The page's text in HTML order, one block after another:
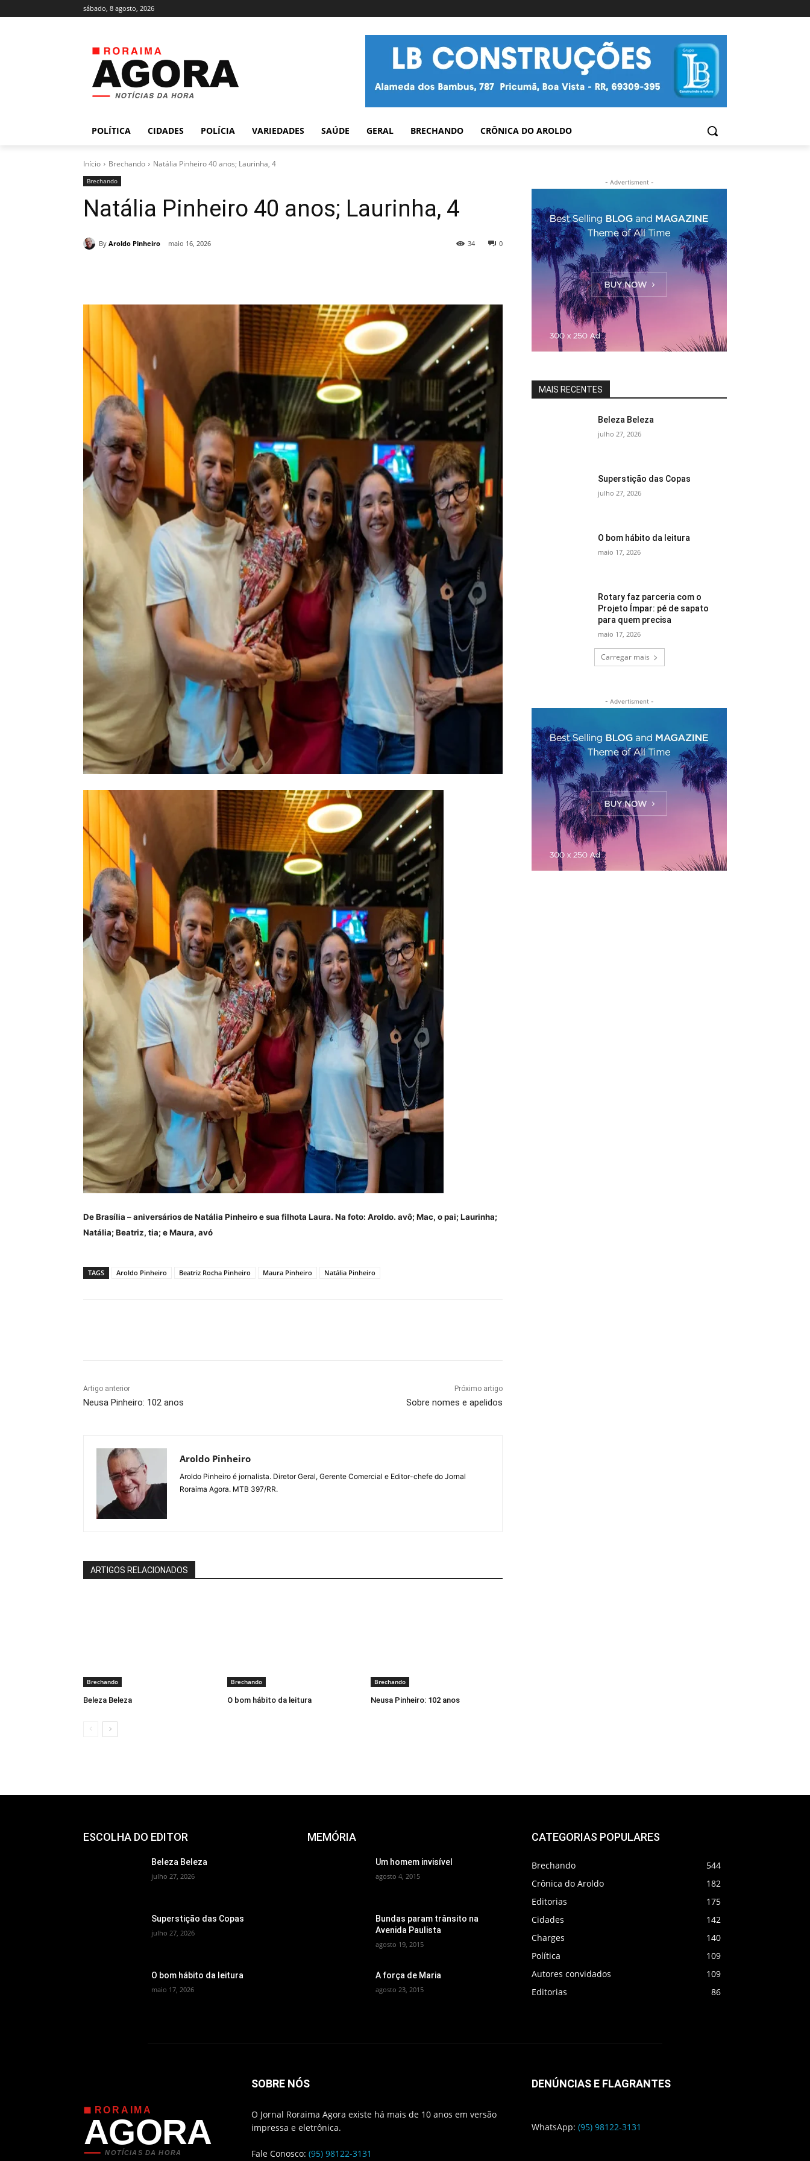
sábado, 8 agosto, 2026
POLÍTICA CIDADES POLÍCIA VARIEDADES SAÚDE GERAL BRECHANDO CRÔNICA DO AROLDO
Início Brechando Natália Pinheiro 40 anos; Laurinha, 4
Brechando
Natália Pinheiro 40 anos; Laurinha, 4
By Aroldo Pinheiro maio 16, 2026 0
34
De Brasília – aniversários de Natália Pinheiro e sua filhota Laura. Na foto: Aroldo. avô; Mac, o pai; Laurinha;
Natália; Beatriz, tia; e Maura, avó
TAGS Aroldo Pinheiro Beatriz Rocha Pinheiro Maura Pinheiro Natália Pinheiro
Artigo anterior
Neusa Pinheiro: 102 anos
Próximo artigo
Sobre nomes e apelidos
Aroldo Pinheiro
Aroldo Pinheiro é jornalista. Diretor Geral, Gerente Comercial e Editor-chefe do Jornal
Roraima Agora. MTB 397/RR.
ARTIGOS RELACIONADOS
Brechando
Beleza Beleza
Brechando
O bom hábito da leitura
Brechando
Neusa Pinheiro: 102 anos
- Advertisment -
MAIS RECENTES
Beleza Beleza
julho 27, 2026
Superstição das Copas
julho 27, 2026
O bom hábito da leitura
maio 17, 2026
Rotary faz parceria com o
Projeto Ímpar: pé de sapato
para quem precisa
maio 17, 2026
Carregar mais
- Advertisment -
ESCOLHA DO EDITOR
Beleza Beleza
julho 27, 2026
Superstição das Copas
julho 27, 2026
O bom hábito da leitura
maio 17, 2026
MEMÓRIA
Um homem invisível
agosto 4, 2015
Bundas param trânsito na
Avenida Paulista
agosto 19, 2015
A força de Maria
agosto 23, 2015
CATEGORIAS POPULARES
Brechando
544
Crônica do Aroldo
182
Editorias
175
Cidades
142
Charges
140
Política
109
Autores convidados
109
Editorias
86
RORAIMA
AGORA
NOTÍCIAS DA HORA
SOBRE NÓS
O Jornal Roraima Agora existe há mais de 10 anos em versão
impressa e eletrônica.
Fale Conosco: (95) 98122-3131
DENÚNCIAS E FLAGRANTES
WhatsApp: (95) 98122-3131